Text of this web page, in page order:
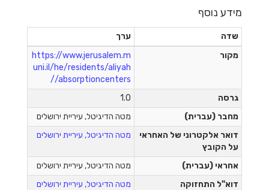
נוסף
https://www.jerusalem.m
uni.il/he/residents/aliyah
/absorptioncenters/
(עברית)
מטה הדיגיטל, עיריית ירושלים
אלקטרוני של האחראי
מטה הדיגיטל, עיריית ירושלים
(עברית)
מטה הדיגיטל, עיריית ירושלים
התחזוקה
מטה הדיגיטל, עיריית ירושלים